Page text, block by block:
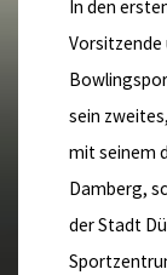
In den
Vorsitzende
sein
mit seinem
Damberg,
der Stadt